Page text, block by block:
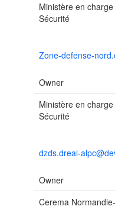
Ministère en
Sécurité
Zone-defense-
Owner
Ministère en
Sécurité
dzds.dreal-
Owner
Cerema